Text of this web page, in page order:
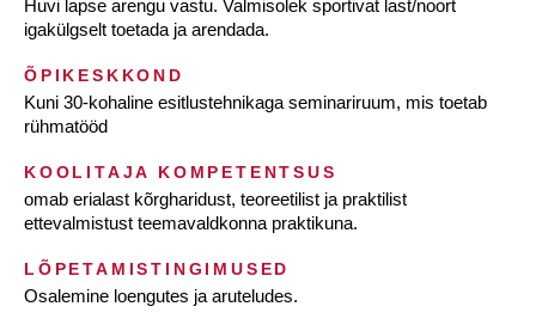
Huvi lapse arengu vastu. Valmisolek sportivat last/noort
igakülgselt toetada ja arendada.
ÕPIKESKKOND
Kuni 30-kohaline esitlustehnikaga seminariruum, mis toetab
rühmatööd
KOOLITAJA KOMPETENTSUS
omab erialast kõrgharidust, teoreetilist ja praktilist
ettevalmistust teemavaldkonna praktikuna.
LÕPETAMISTINGIMUSED
Osalemine loengutes ja aruteludes.